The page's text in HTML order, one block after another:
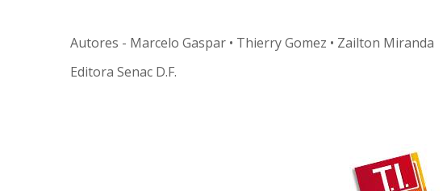
Autores - Marcelo Gaspar • Thierry Gomez • Zailton Miranda
Editora Senac D.F.